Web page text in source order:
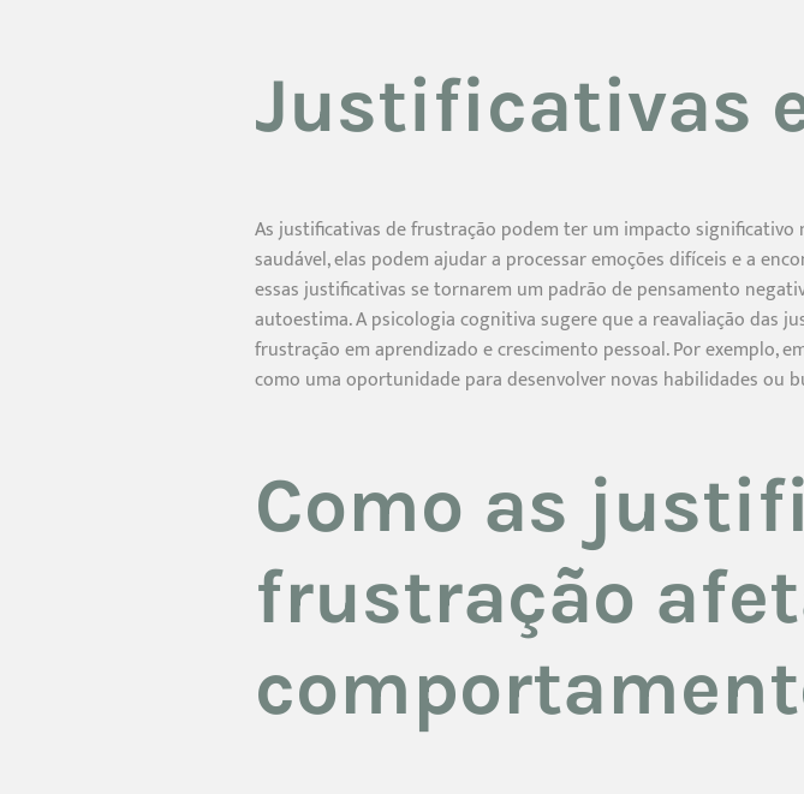
Justificativas
As justificativas de frustração podem ter um impacto
saudável, elas podem ajudar a processar emoções difíceis e a
essas justificativas se tornarem um padrão de pensamento
autoestima. A psicologia cognitiva sugere que a reavaliação das
frustração em aprendizado e crescimento pessoal. Por exemplo,
como uma oportunidade para desenvolver novas habilidades ou
Como as
frustração